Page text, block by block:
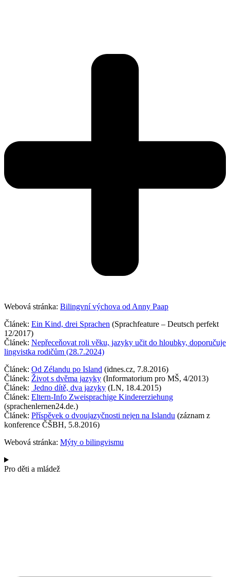
Webová stránka: Bilingvní výchova od Anny Paap
Článek: Ein Kind, drei Sprachen (Sprachfeature – Deutsch perfekt
12/2017)
Článek: Nepřeceňovat roli věku, jazyky učit do hloubky, doporučuje
lingvistka rodičům (28.7.2024)
Článek: Od Zélandu po Island (idnes.cz, 7.8.2016)
Článek: Život s dvěma jazyky (Informatorium pro MŠ, 4/2013)
Článek: Jedno dítě, dva jazyky (LN, 18.4.2015)
Článek: Eltern-Info Zweisprachige Kindererziehung
(sprachenlernen24.de.)
Článek: Příspěvek o dvoujazyčnosti nejen na Islandu (záznam z
konference ČŠBH, 5.8.2016)
Webová stránka: Mýty o bilingvismu
Pro děti a mládež